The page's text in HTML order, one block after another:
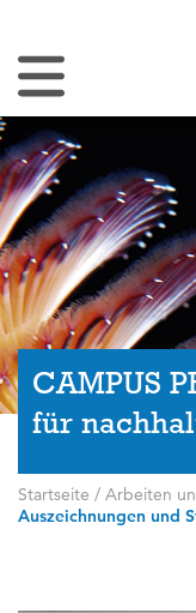
Navigation
CAMPUS
für
Startseite / Arbeiten
Auszeichnungen und